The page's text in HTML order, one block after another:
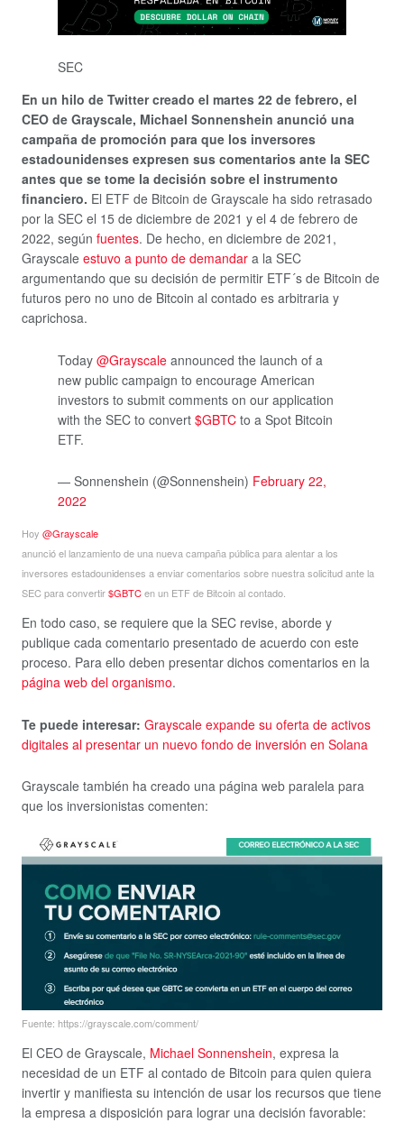
SEC
En un hilo de Twitter creado el martes 22 de febrero, el
CEO de Grayscale, Michael Sonnenshein anunció una
campaña de promoción para que los inversores
estadounidenses expresen sus comentarios ante la SEC
antes que se tome la decisión sobre el instrumento
financiero. El ETF de Bitcoin de Grayscale ha sido retrasado
por la SEC el 15 de diciembre de 2021 y el 4 de febrero de
2022, según fuentes. De hecho, en diciembre de 2021,
Grayscale estuvo a punto de demandar a la SEC
argumentando que su decisión de permitir ETF´s de Bitcoin de
futuros pero no uno de Bitcoin al contado es arbitraria y
caprichosa.
Today @Grayscale announced the launch of a
new public campaign to encourage American
investors to submit comments on our application
with the SEC to convert $GBTC to a Spot Bitcoin
ETF.
— Sonnenshein (@Sonnenshein) February 22,
2022
Hoy @Grayscale
anunció el lanzamiento de una nueva campaña pública para alentar a los
inversores estadounidenses a enviar comentarios sobre nuestra solicitud ante la
SEC para convertir$GBTCen un ETF de Bitcoin al contado.
En todo caso, se requiere que la SEC revise, aborde y
publique cada comentario presentado de acuerdo con este
proceso. Para ello deben presentar dichos comentarios en la
página web del organismo.
Te puede interesar: Grayscale expande su oferta de activos
digitales al presentar un nuevo fondo de inversión en Solana
Grayscale también ha creado una página web paralela para
que los inversionistas comenten:
Fuente: https://grayscale.com/comment/
El CEO de Grayscale, Michael Sonnenshein, expresa la
necesidad de un ETF al contado de Bitcoin para quien quiera
invertir y manifiesta su intención de usar los recursos que tiene
la empresa a disposición para lograr una decisión favorable: